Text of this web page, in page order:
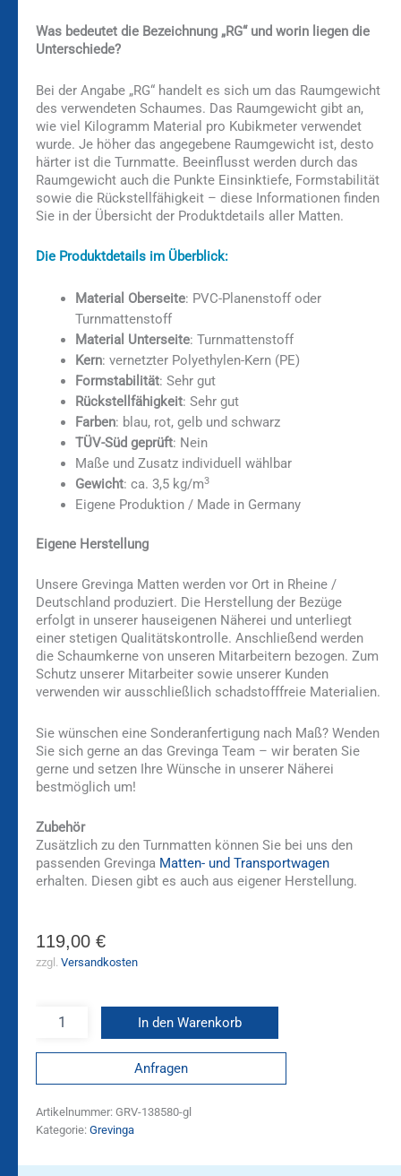
Was bedeutet die Bezeichnung „RG“ und worin liegen die
Unterschiede?
Bei der Angabe „RG“ handelt es sich um das Raumgewicht
des verwendeten Schaumes. Das Raumgewicht gibt an,
wie viel Kilogramm Material pro Kubikmeter verwendet
wurde. Je höher das angegebene Raumgewicht ist, desto
härter ist die Turnmatte. Beeinflusst werden durch das
Raumgewicht auch die Punkte Einsinktiefe, Formstabilität
sowie die Rückstellfähigkeit – diese Informationen finden
Sie in der Übersicht der Produktdetails aller Matten.
Die Produktdetails im Überblick:
Material Oberseite: PVC-Planenstoff oder
Turnmattenstoff
Material Unterseite: Turnmattenstoff
Kern: vernetzter Polyethylen-Kern (PE)
Formstabilität: Sehr gut
Rückstellfähigkeit: Sehr gut
Farben: blau, rot, gelb und schwarz
TÜV-Süd geprüft: Nein
Maße und Zusatz individuell wählbar
Gewicht: ca. 3,5 kg/m3
Eigene Produktion / Made in Germany
Eigene Herstellung
Unsere Grevinga Matten werden vor Ort in Rheine /
Deutschland produziert. Die Herstellung der Bezüge
erfolgt in unserer hauseigenen Näherei und unterliegt
einer stetigen Qualitätskontrolle. Anschließend werden
die Schaumkerne von unseren Mitarbeitern bezogen. Zum
Schutz unserer Mitarbeiter sowie unserer Kunden
verwenden wir ausschließlich schadstofffreie Materialien.
Sie wünschen eine Sonderanfertigung nach Maß? Wenden
Sie sich gerne an das Grevinga Team – wir beraten Sie
gerne und setzen Ihre Wünsche in unserer Näherei
bestmöglich um!
Zubehör
Zusätzlich zu den Turnmatten können Sie bei uns den
passenden Grevinga Matten- und Transportwagen
erhalten. Diesen gibt es auch aus eigener Herstellung.
119,00 €
zzgl. Versandkosten
In den Warenkorb
Anfragen
Artikelnummer: GRV-138580-gl
Kategorie: Grevinga